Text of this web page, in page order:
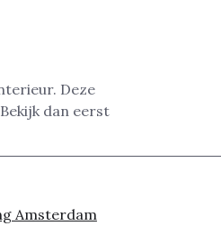
Deze
dan eerst
Amsterdam